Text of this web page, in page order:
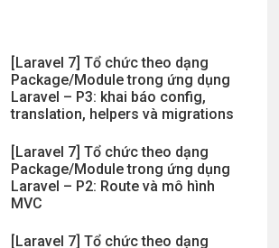
[Laravel 7] Tổ chức theo dạng
Package/Module trong ứng dụng
Laravel – P3: khai báo config,
translation, helpers và migrations
[Laravel 7] Tổ chức theo dạng
Package/Module trong ứng dụng
Laravel – P2: Route và mô hình
MVC
[Laravel 7] Tổ chức theo dạng